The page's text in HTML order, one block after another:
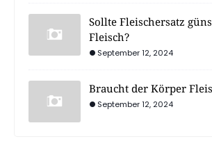
Sollte Fleischersatz
Fleisch?
September 12, 2024
Braucht der Körper
September 12, 2024